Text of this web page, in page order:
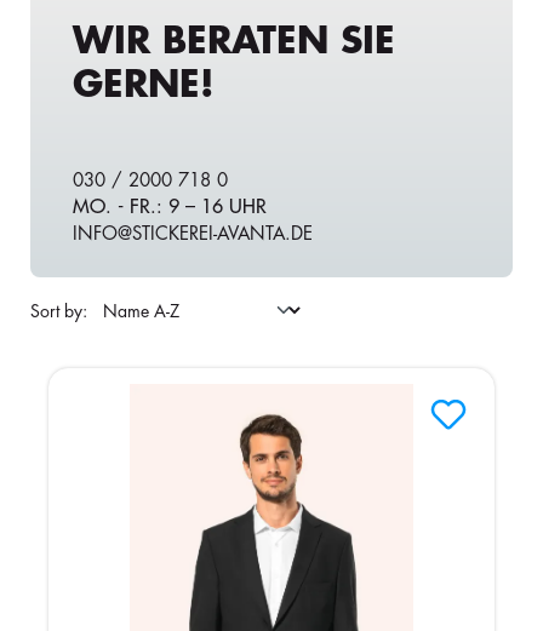
WIR BERATEN SIE
GERNE!
030 / 2000 718 0
MO. - FR.: 9 – 16 UHR
INFO@STICKEREI-AVANTA.DE
Sort by: